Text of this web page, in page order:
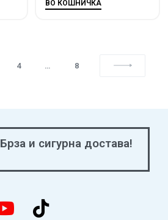
ВО КОШНИЧКА
4 … 8
Брза и сигурна достава!